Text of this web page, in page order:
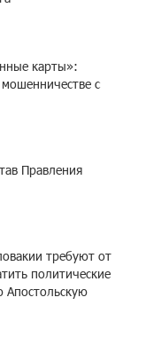
карты»:
с
Правления
требуют от
политические
Апостольскую